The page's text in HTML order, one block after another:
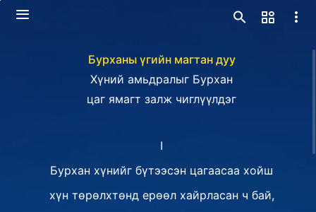
Бурханы үгийн магтан дуу
Хүний амьдралыг Бурхан
цаг ямагт залж чиглүүлдэг
I
Бурхан хүнийг бүтээсэн цагаасаа хойш
хүн төрөлхтөнд ерөөл хайрласан ч бай,